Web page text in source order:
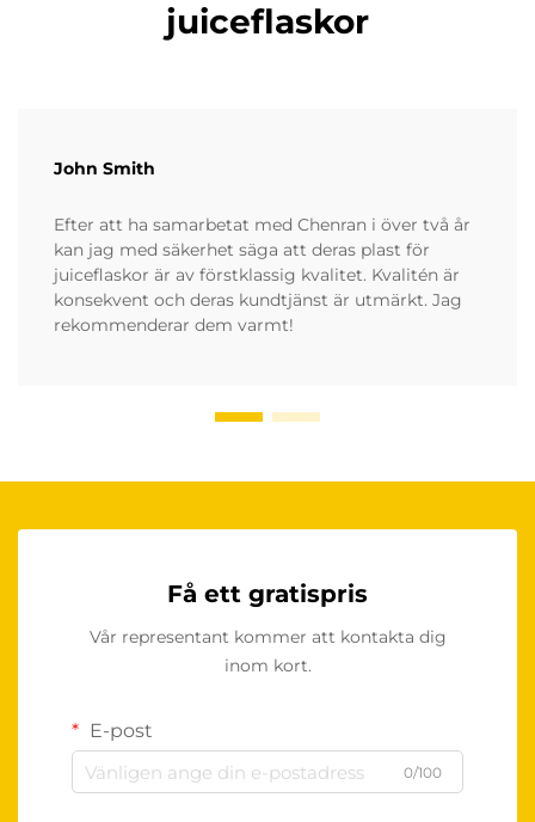
juiceflaskor
John Smith
Efter att ha samarbetat med Chenran i över två år
kan jag med säkerhet säga att deras plast för
juiceflaskor är av förstklassig kvalitet. Kvalitén är
konsekvent och deras kundtjänst är utmärkt. Jag
rekommenderar dem varmt!
Få ett gratispris
Vår representant kommer att kontakta dig
inom kort.
E-post
0/100